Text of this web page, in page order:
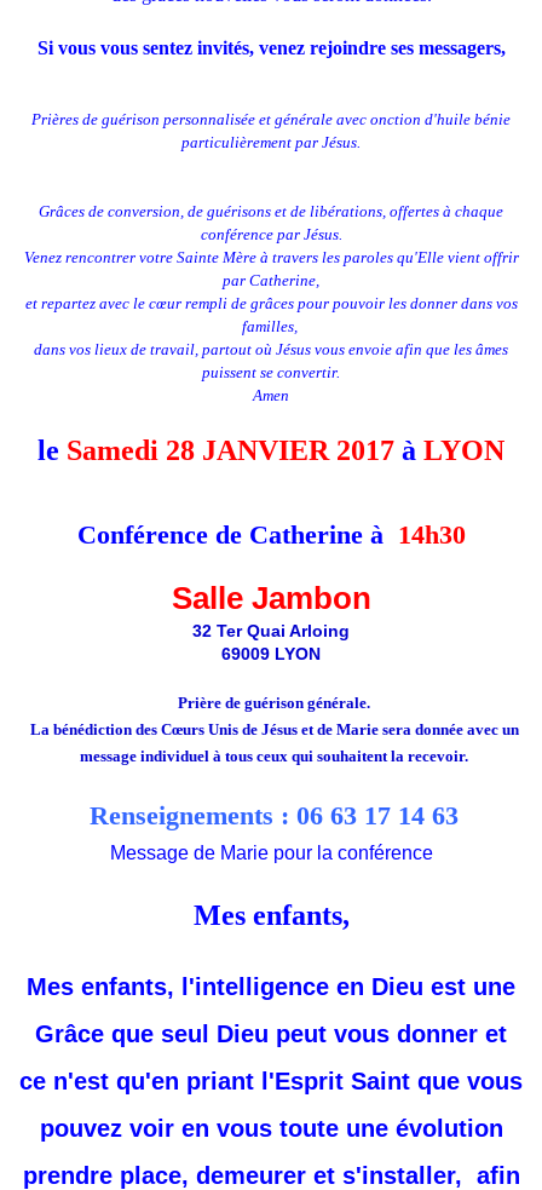
Si vous vous sentez invités, venez rejoindre ses messagers,
Prières de guérison personnalisée et générale avec onction d'huile bénie
particulièrement par Jésus.
Grâces de conversion, de guérisons et de libérations, offertes à chaque
conférence par Jésus.
Venez rencontrer votre Sainte Mère à travers les paroles qu'Elle vient offrir
par Catherine,
et repartez avec le cœur rempli de grâces pour pouvoir les donner dans vos
familles,
dans vos lieux de travail, partout où Jésus vous envoie afin que les âmes
puissent se convertir.
Amen
le Samedi 28 JANVIER 2017 à LYON
Conférence de Catherine à 14h30
Salle Jambon
32 Ter Quai Arloing
69009 LYON
Prière de guérison générale.
La bénédiction des Cœurs Unis de Jésus et de Marie sera donnée avec un
message individuel à tous ceux qui souhaitent la recevoir.
Renseignements : 06 63 17 14 63
Message de Marie pour la conférence
Mes enfants,
Mes enfants, l'intelligence en Dieu est une
Grâce que seul Dieu peut vous donner et
ce n'est qu'en priant l'Esprit Saint que vous
pouvez voir en vous toute une évolution
prendre place, demeurer et s'installer, afin